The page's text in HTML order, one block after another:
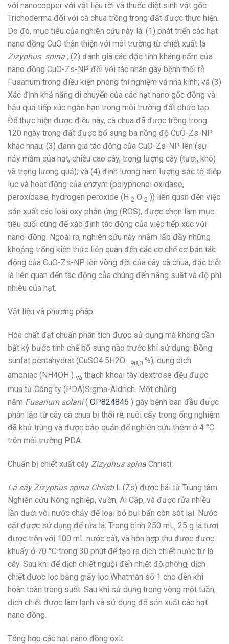
với nanocopper với vật liệu rời và thuốc diệt sinh vật gốc
Trichoderma đối với cà chua trồng trong đất được thực hiện.
Do đó, mục tiêu của nghiên cứu này là: (1) phát triển các hạt
nano đồng CuO thân thiện với môi trường từ chiết xuất lá
Zizyphus spina ; (2) đánh giá các đặc tính kháng nấm của
nano đồng CuO-Zs-NP đối với tác nhân gây bệnh thối rễ
Fusarium trong điều kiện phòng thí nghiệm và nhà kính; và (3)
Xác định khả năng di chuyển của các hạt nano gốc đồng và
hậu quả tiếp xúc ngắn hạn trong môi trường đất phức tạp.
Để thực hiện được điều này, cà chua đã được trồng trong
120 ngày trong đất được bổ sung ba nồng độ CuO-Zs-NP
khác nhau; (3) đánh giá tác động của CuO-Zs-NP lên (sự
nảy mầm của hạt, chiều cao cây, trọng lượng cây (tươi, khô)
và trọng lượng quả); và (4) định lượng hàm lượng sắc tố diệp
lục và hoạt động của enzym (polyphenol oxidase,
peroxidase, hydrogen peroxide (H 2 O 2 )) liên quan đến việc
sản xuất các loài oxy phản ứng (ROS), được chọn làm mục
tiêu cuối cùng để xác định tác động của việc tiếp xúc với
nano-đồng. Ngoài ra, nghiên cứu này nhằm lấp đầy những
khoảng trống kiến ​​thức liên quan đến các cơ chế cơ bản tác
động của CuO-Zs-NP lên vòng đời của cây cà chua, đặc biệt
là liên quan đến tác động của chúng đến năng suất và độ phì
nhiêu của hạt.
Vật liệu và phương pháp
Hóa chất đạt chuẩn phân tích được sử dụng mà không cần
bất kỳ bước tinh chế bổ sung nào trước khi sử dụng. Đồng
sunfat pentahydrat (CuSO4.5H2O , 98,0 %), dung dịch
amoniac (NH4OH ) và thạch khoai tây dextrose đều được
mua từ Công ty (PDA)Sigma-Aldrich. Một chủng
nấm Fusarium solani( OP824846 ) gây bệnh ban đầu được
phân lập từ cây cà chua bị thối rễ, nuôi cấy trong ống nghiệm
đã khử trùng và được bảo quản để nghiên cứu thêm ở 4 °C
trên môi trường PDA.
Chuẩn bị chiết xuất cây Zizyphus spina Christi:
Lá cây Zizyphus spina ChristiL (Zs) được hái từ Trung tâm
Nghiên cứu Nông nghiệp, vườn, Ai Cập, và được rửa nhiều
lần dưới vòi nước chảy để loại bỏ bụi bẩn còn sót lại. Nước
cất được sử dụng để rửa lá. Trong bình 250 mL, 25 g lá tươi
được trộn với 100 mL nước cất, và hỗn hợp thu được được
khuấy ở 70 °C trong 30 phút để tạo ra dịch chiết nước từ lá
cây. Sau khi để dịch chiết nguội đến nhiệt độ phòng, dịch
chiết được lọc bằng giấy lọc Whatman số 1 cho đến khi
hoàn toàn trong suốt. Sau khi sử dụng trong vòng một tuần,
dịch chiết được làm lạnh và sử dụng để sản xuất các hạt
nano đồng.
Tổng hợp các hạt nano đồng oxit